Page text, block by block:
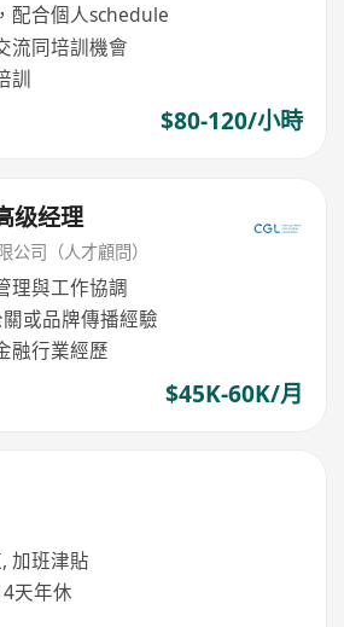
配合個人schedule
流同培訓機會
訓
$80-120/小時
级经理
公司（人才顧問）
理與工作協調
或品牌傳播經驗
融行業經歷
$45K-60K/月
加班津貼
天年休